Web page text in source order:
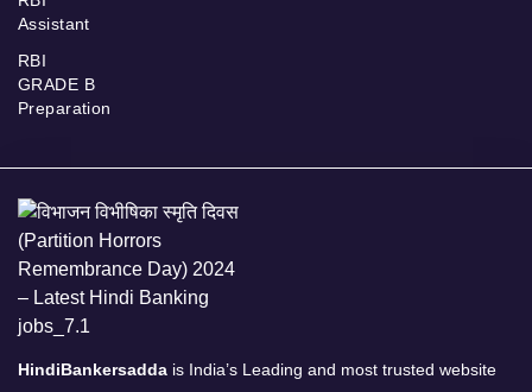
Assistant
RBI
GRADE B
Preparation
HindiBankersadda is India’s Leading and most trusted website